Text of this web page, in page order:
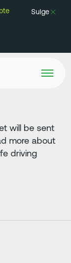
Sulge
will be sent
more about
driving